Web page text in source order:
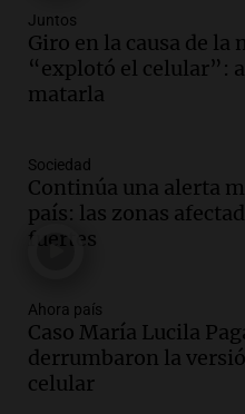
Audio.
más femicidios
de Casa del
Panorama Federal
viviendas
Procrear en la
Panorama Federal
Episodios
propiedad privada
y críticas entre
Panorama Federal
Episodios
Juntos
Giro en la causa de la
“explotó el celular”:
matarla
Sociedad
Continúa una alerta
país: las zonas
fuertes
Ahora país
Caso María Lucila
derrumbaron la
celular